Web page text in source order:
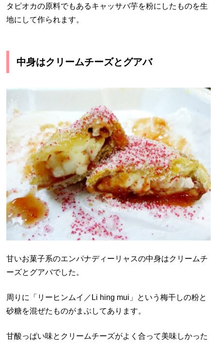
タピオカの原料でもあるキャッサバ芋を粉にしたものを生
地にして作られます。
中身はクリームチーズとグアバ
甘いお菓子系のエンパナディーリャスの中身はクリームチ
ーズとグアバでした。
周りに「リーヒンムイ／Li hing mui」という梅干しの粉と
砂糖を混ぜたものがまぶしてあります。
甘酸っぱい味とクリームチーズがよく合って美味しかった